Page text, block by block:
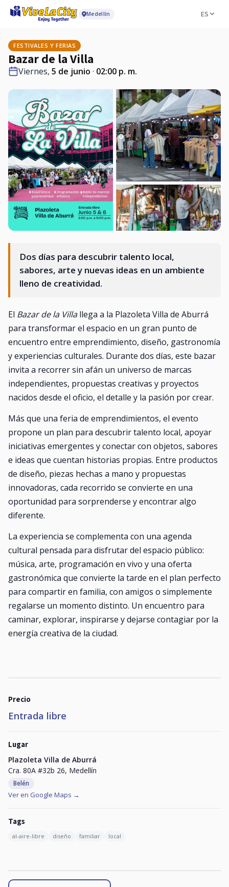
Medellín ES
FESTIVALES Y FERIAS
Bazar de la Villa
Viernes, 5 de junio · 02:00 p. m.
Dos días para descubrir talento local,
sabores, arte y nuevas ideas en un ambiente
lleno de creatividad.
El Bazar de la Villallega a la Plazoleta Villa de Aburrá
para transformar el espacio en un gran punto de
encuentro entre emprendimiento, diseño, gastronomía
y experiencias culturales. Durante dos días, este bazar
invita a recorrer sin afán un universo de marcas
independientes, propuestas creativas y proyectos
nacidos desde el oficio, el detalle y la pasión por crear.
Más que una feria de emprendimientos, el evento
propone un plan para descubrir talento local, apoyar
iniciativas emergentes y conectar con objetos, sabores
e ideas que cuentan historias propias. Entre productos
de diseño, piezas hechas a mano y propuestas
innovadoras, cada recorrido se convierte en una
oportunidad para sorprenderse y encontrar algo
diferente.
La experiencia se complementa con una agenda
cultural pensada para disfrutar del espacio público:
música, arte, programación en vivo y una oferta
gastronómica que convierte la tarde en el plan perfecto
para compartir en familia, con amigos o simplemente
regalarse un momento distinto. Un encuentro para
caminar, explorar, inspirarse y dejarse contagiar por la
energía creativa de la ciudad.
Precio
Entrada libre
Lugar
Plazoleta Villa de Aburrá
Cra. 80A #32b 26, Medellín
Belén
Ver en Google Maps →
Tags
al-aire-libre diseño familiar local